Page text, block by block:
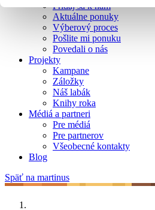
Pridaj sa k nám
Aktuálne ponuky
Výberový proces
Pošlite mi ponuku
Povedali o nás
Projekty
Kampane
Záložky
Náš labák
Knihy roka
Médiá a partneri
Pre médiá
Pre partnerov
Všeobecné kontakty
Blog
Späť na martinus